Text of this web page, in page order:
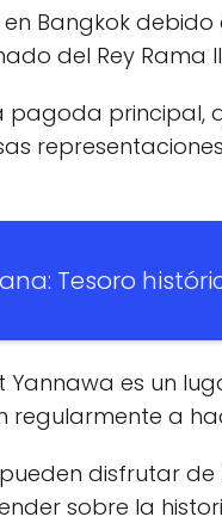
Bangkok
del Rey Rama
pagoda principal,
Tesoro
es un
regularmente a
disfrutar
sobre la